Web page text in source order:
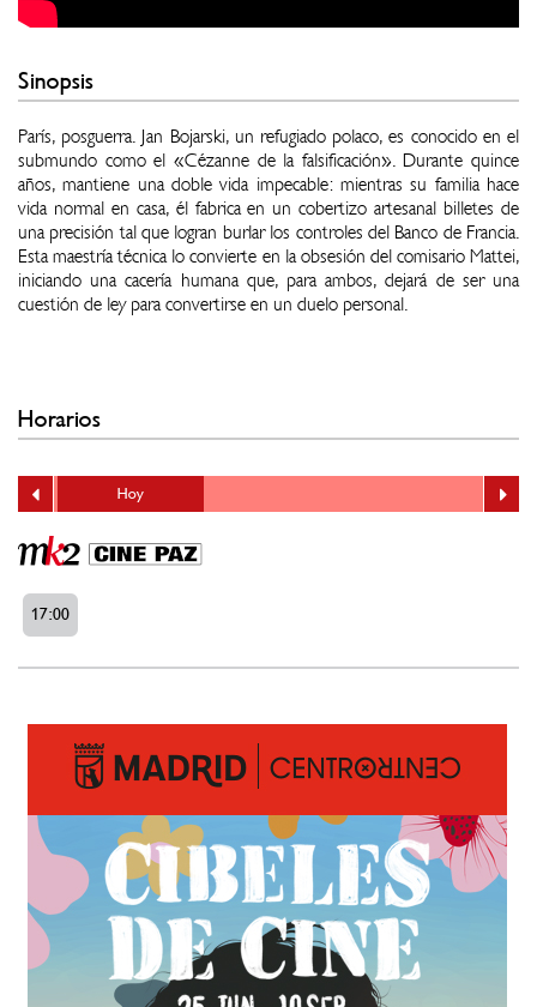
Sinopsis
París, posguerra. Jan Bojarski, un refugiado polaco, es conocido en el
submundo como el «Cézanne de la falsificación». Durante quince
años, mantiene una doble vida impecable: mientras su familia hace
vida normal en casa, él fabrica en un cobertizo artesanal billetes de
una precisión tal que logran burlar los controles del Banco de Francia.
Esta maestría técnica lo convierte en la obsesión del comisario Mattei,
iniciando una cacería humana que, para ambos, dejará de ser una
cuestión de ley para convertirse en un duelo personal.
Horarios
Hoy
17:00